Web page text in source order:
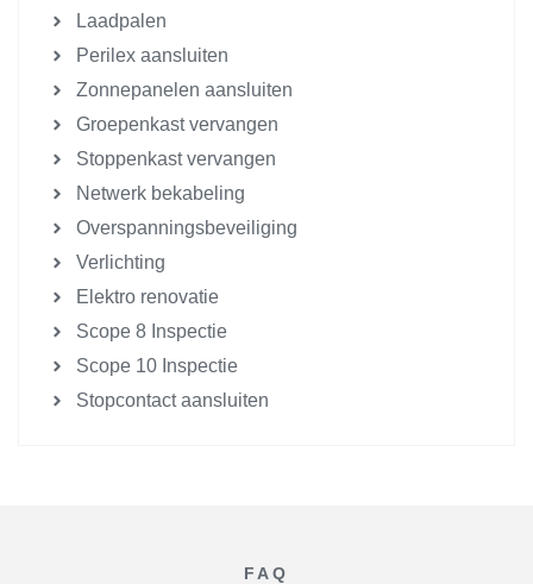
Laadpalen
Perilex aansluiten
Zonnepanelen aansluiten
Groepenkast vervangen
Stoppenkast vervangen
Netwerk bekabeling
Overspanningsbeveiliging
Verlichting
Elektro renovatie
Scope 8 Inspectie
Scope 10 Inspectie
Stopcontact aansluiten
FAQ